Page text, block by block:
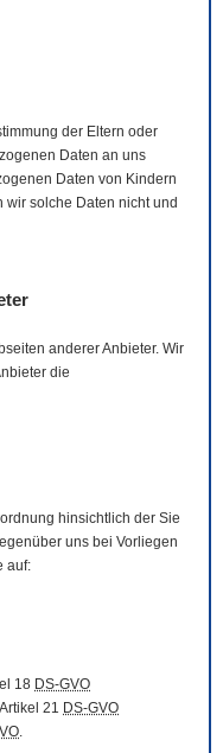
der Eltern oder
Daten an uns
Daten von Kindern
solche Daten nicht und
anderer Anbieter. Wir
die
hinsichtlich der Sie
uns bei Vorliegen
auf:
18 DS-GVO
21 DS-GVO
.